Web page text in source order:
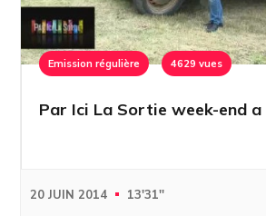
Emission régulière 4629 vues
Par Ici La Sortie week-end
20 JUIN 2014 13'31''